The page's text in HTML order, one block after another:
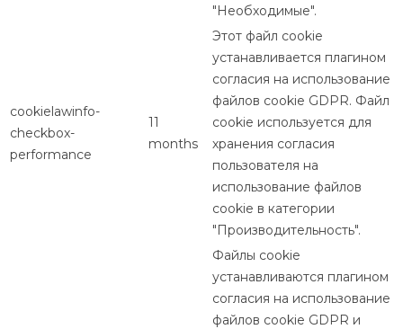
"Необходимые".
cookielawinfo-
checkbox-
performance
11
months
Этот файл cookie
устанавливается плагином
согласия на использование
файлов cookie GDPR. Файл
cookie используется для
хранения согласия
пользователя на
использование файлов
cookie в категории
"Производительность".
Файлы cookie
устанавливаются плагином
согласия на использование
файлов cookie GDPR и